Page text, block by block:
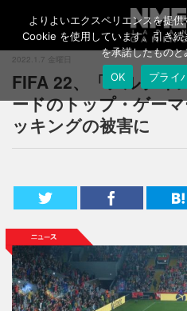
2022.1.7 金曜日
FIFA 22、「アルティ
ードのトップ・ゲー
ッキングの被害に
よりよいエクスペリエンスを提
Cookie を使用しています。引き
を承諾したものと
OK
プライ